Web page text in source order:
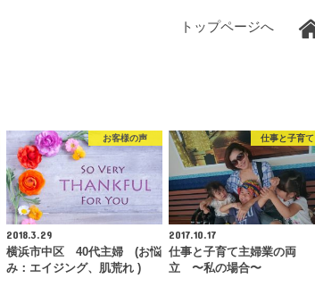
トップページへ
お客様の声
2018.3.29
横浜市中区 40代主婦 (お悩
み：エイジング、肌荒れ )
仕事と子育て
2017.10.17
仕事と子育て主婦業の両
立 〜私の場合〜